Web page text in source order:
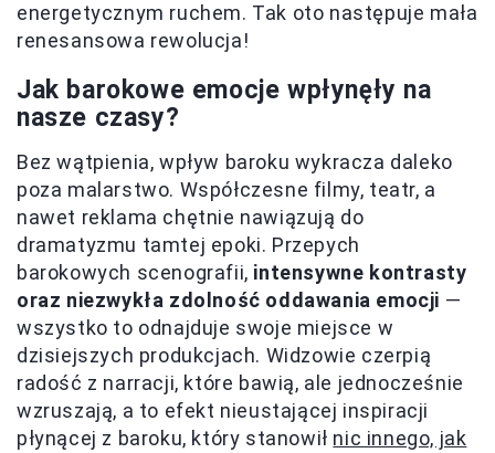
energetycznym ruchem. Tak oto następuje mała
renesansowa rewolucja!
Jak barokowe emocje wpłynęły na
nasze czasy?
Bez wątpienia, wpływ baroku wykracza daleko
poza malarstwo. Współczesne filmy, teatr, a
nawet reklama chętnie nawiązują do
dramatyzmu tamtej epoki. Przepych
barokowych scenografii, intensywne kontrasty
oraz niezwykła zdolność oddawania emocji —
wszystko to odnajduje swoje miejsce w
dzisiejszych produkcjach. Widzowie czerpią
radość z narracji, które bawią, ale jednocześnie
wzruszają, a to efekt nieustającej inspiracji
płynącej z baroku, który stanowił nic innego, jak